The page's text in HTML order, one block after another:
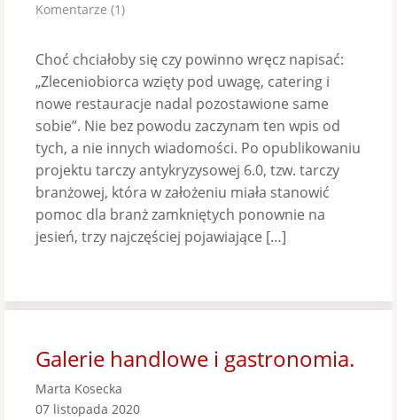
Komentarze (1)
Choć chciałoby się czy powinno wręcz napisać:
„Zleceniobiorca wzięty pod uwagę, catering i
nowe restauracje nadal pozostawione same
sobie”. Nie bez powodu zaczynam ten wpis od
tych, a nie innych wiadomości. Po opublikowaniu
projektu tarczy antykryzysowej 6.0, tzw. tarczy
branżowej, która w założeniu miała stanowić
pomoc dla branż zamkniętych ponownie na
jesień, trzy najczęściej pojawiające […]
Galerie handlowe i gastronomia.
Marta Kosecka
07 listopada 2020